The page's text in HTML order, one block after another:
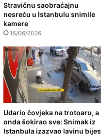
Stravičnu saobraćajnu
nesreću u Istanbulu snimile
kamere
15/06/2026
Udario čovjeka na trotoaru, a
onda šokirao sve: Snimak iz
Istanbula izazvao lavinu bijes